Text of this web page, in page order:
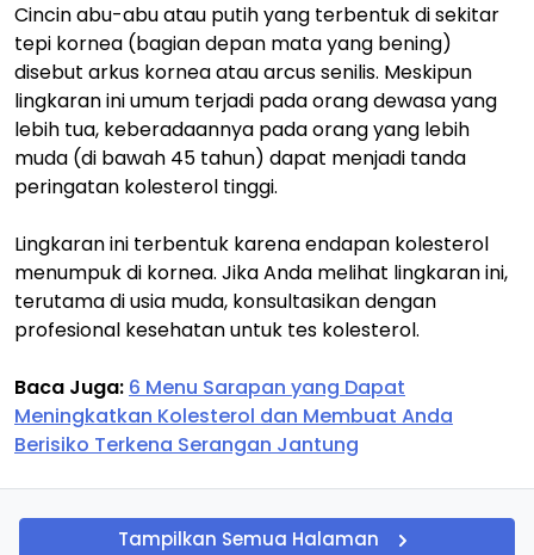
Cincin abu-abu atau putih yang terbentuk di sekitar
tepi kornea (bagian depan mata yang bening)
disebut arkus kornea atau arcus senilis. Meskipun
lingkaran ini umum terjadi pada orang dewasa yang
lebih tua, keberadaannya pada orang yang lebih
muda (di bawah 45 tahun) dapat menjadi tanda
peringatan kolesterol tinggi.
Lingkaran ini terbentuk karena endapan kolesterol
menumpuk di kornea. Jika Anda melihat lingkaran ini,
terutama di usia muda, konsultasikan dengan
profesional kesehatan untuk tes kolesterol.
Baca Juga: 6 Menu Sarapan yang Dapat
Meningkatkan Kolesterol dan Membuat Anda
Berisiko Terkena Serangan Jantung
Tampilkan Semua Halaman